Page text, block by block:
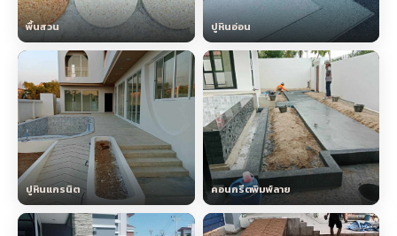
พื้นสวน ปูหินอ่อน
ปูหินแกรนิต คอนกรีตพิมพ์ลาย